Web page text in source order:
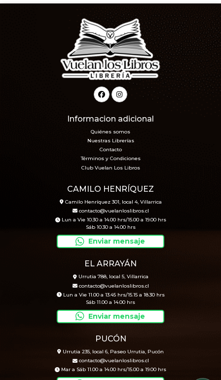
Informacion adicional
Quiénes somos
Nuestras Librerías
Contacto
Términos y Condiciones
Club Vuelan Los Libros
CAMILO HENRÍQUEZ
Camilo Henríquez 301, local 4, Villarrica
contacto@vuelanloslibros.cl
Lun a Vie 10.30 a 14.00 hrs/15.00 a 19.00 hrs
Sáb 10.30 a 14.00 hrs
Enviar mensaje
EL ARRAYÁN
Urrutia 788, local 5, Villarrica
contacto@vuelanloslibros.cl
Lun a Vie 11.00 a 13.45 hrs/15.15 a 18.30 hrs
Sáb 11.00 a 14.00 hrs
Enviar mensaje
PUCÓN
Urrutia 235, local 6, Paseo Urrutia, Pucón
contacto@vuelanloslibros.cl
Mar a Sáb 11.00 a 14.00 hrs/15.00 a 19.00 hrs